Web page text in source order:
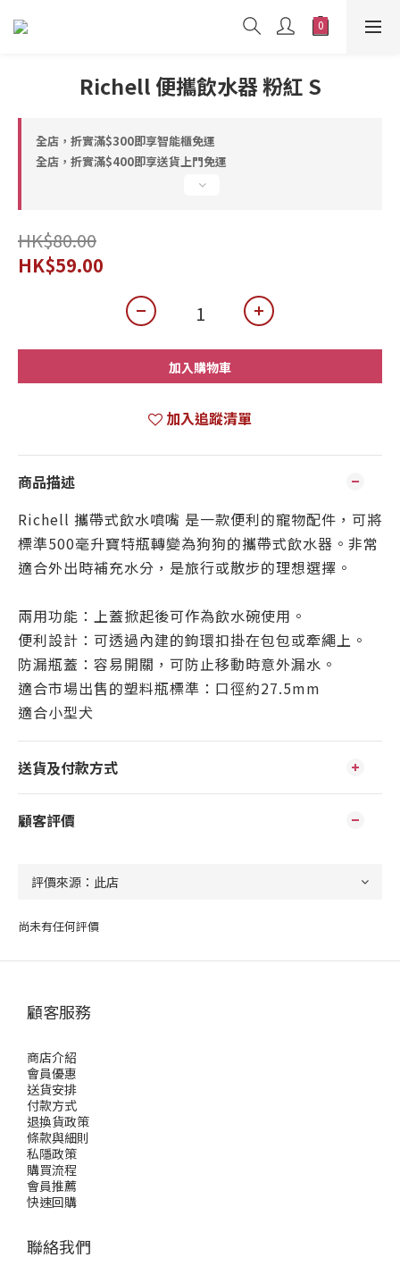
Richell 便攜飲水器 粉紅 S
全店，折實滿$300即享智能櫃免運
全店，折實滿$400即享送貨上門免運
HK$80.00
HK$59.00
加入購物車
加入追蹤清單
商品描述
Richell 攜帶式飲水噴嘴 是一款便利的寵物配件，可將
標準500毫升寶特瓶轉變為狗狗的攜帶式飲水器。非常
適合外出時補充水分，是旅行或散步的理想選擇。
兩用功能：上蓋掀起後可作為飲水碗使用。
便利設計：可透過內建的鉤環扣掛在包包或牽繩上。
防漏瓶蓋：容易開關，可防止移動時意外漏水。
適合市場出售的塑料瓶標準：口徑約27.5mm
適合小型犬
送貨及付款方式
顧客評價
尚未有任何評價
顧客服務
商店介紹
會員優惠
送貨安排
付款方式
退換貨政策
條款與細則
私隱政策
購買流程
會員推薦
快速回購
聯絡我們